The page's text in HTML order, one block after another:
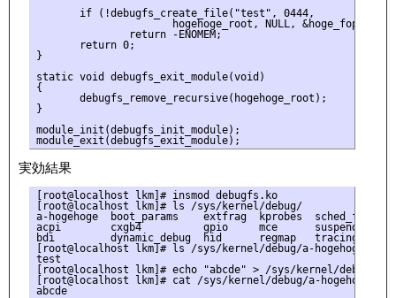
       if (!debugfs_create_file("test", 0444,
                      hogehoge_root, NULL, &hoge_fops))
               return -ENOMEM;
       return 0;
}
static void debugfs_exit_module(void)
{
       debugfs_remove_recursive(hogehoge_root);
}
module_init(debugfs_init_module);
実効結果
[root@localhost lkm]# insmod debugfs.ko
[root@localhost lkm]# ls /sys/kernel/debug/
a-hogehoge  boot_params    extfrag  kprobes
acpi        cxgb4          gpio     mce
bdi         dynamic_debug  hid      regmap   tracing
[root@localhost lkm]# ls /sys/kernel/debug/a-hogehoge/
test
[root@localhost lkm]# echo "abcde" > /sys/kernel/debug/a-
[root@localhost lkm]# cat /sys/kernel/debug/a-hogehoge/
abcde